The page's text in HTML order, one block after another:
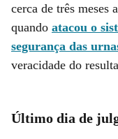
cerca de três meses
quando atacou o
segurança das
veracidade do
Último dia de